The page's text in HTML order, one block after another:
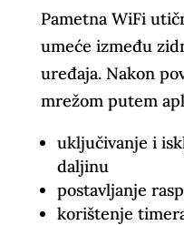
Pametna WiFi
umeće između
uređaja. Nakon
mrežom putem
uključivanje i
daljinu
postavljanje
korištenje